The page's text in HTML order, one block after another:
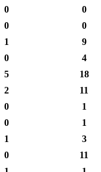
0
0
0
0
1
9
0
4
5
18
2
11
0
1
0
1
1
3
0
11